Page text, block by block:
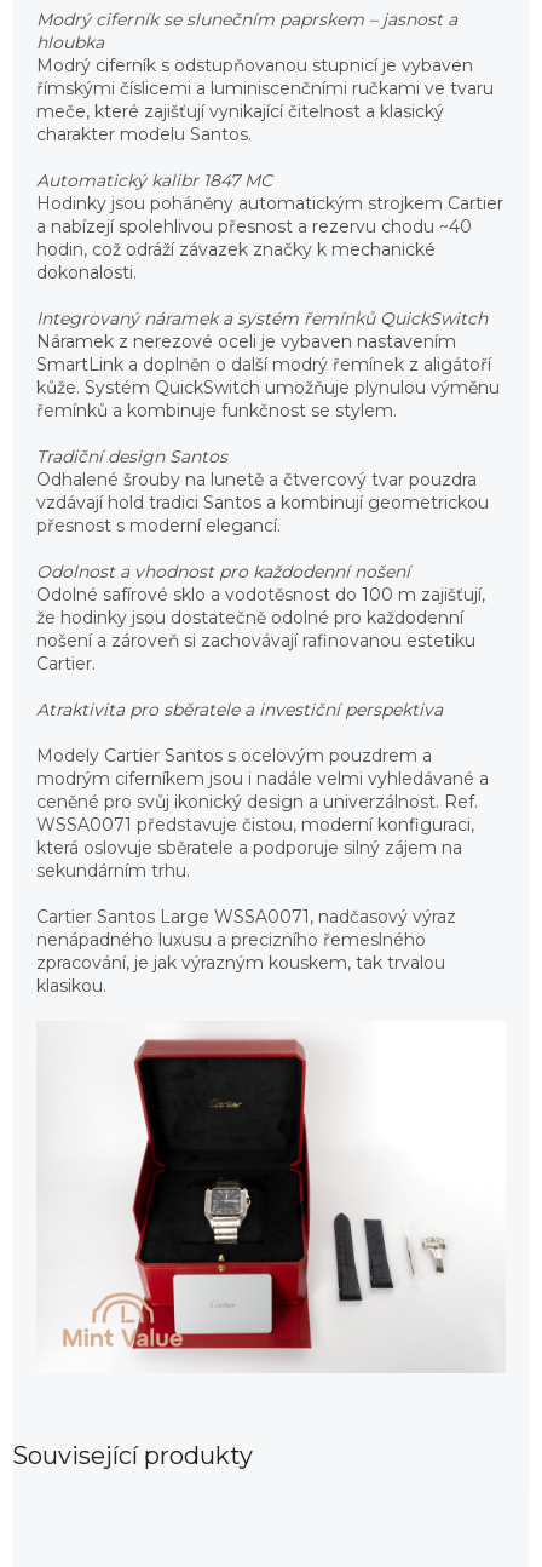
Modrý ciferník se slunečním paprskem – jasnost a
hloubka
Modrý ciferník s odstupňovanou stupnicí je vybaven
římskými číslicemi a luminiscenčními ručkami ve tvaru
meče, které zajišťují vynikající čitelnost a klasický
charakter modelu Santos.
Automatický kalibr 1847 MC
Hodinky jsou poháněny automatickým strojkem Cartier
a nabízejí spolehlivou přesnost a rezervu chodu ~40
hodin, což odráží závazek značky k mechanické
dokonalosti.
Integrovaný náramek a systém řemínků QuickSwitch
Náramek z nerezové oceli je vybaven nastavením
SmartLink a doplněn o další modrý řemínek z aligátoří
kůže. Systém QuickSwitch umožňuje plynulou výměnu
řemínků a kombinuje funkčnost se stylem.
Tradiční design Santos
Odhalené šrouby na lunetě a čtvercový tvar pouzdra
vzdávají hold tradici Santos a kombinují geometrickou
přesnost s moderní elegancí.
Odolnost a vhodnost pro každodenní nošení
Odolné safírové sklo a vodotěsnost do 100 m zajišťují,
že hodinky jsou dostatečně odolné pro každodenní
nošení a zároveň si zachovávají rafinovanou estetiku
Cartier.
Atraktivita pro sběratele a investiční perspektiva
Modely Cartier Santos s ocelovým pouzdrem a
modrým ciferníkem jsou i nadále velmi vyhledávané a
ceněné pro svůj ikonický design a univerzálnost. Ref.
WSSA0071 představuje čistou, moderní konfiguraci,
která oslovuje sběratele a podporuje silný zájem na
sekundárním trhu.
Cartier Santos Large WSSA0071, nadčasový výraz
nenápadného luxusu a precizního řemeslného
zpracování, je jak výrazným kouskem, tak trvalou
klasikou.
Související produkty